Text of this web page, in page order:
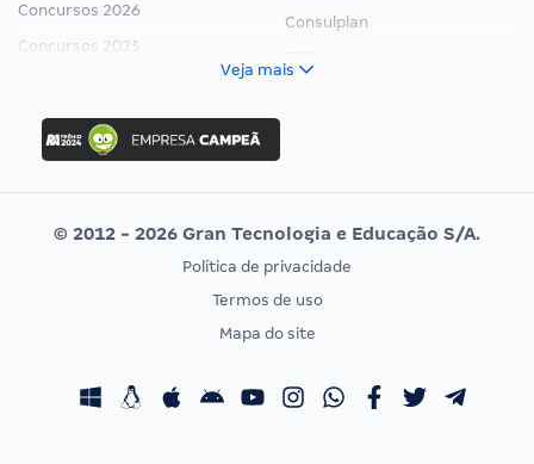
Concursos 2026
Concursos 2025
Concurso Ibama
Concurso MPU
Editais publicados
Consulplan
Vunesp
CONCURSOS POR PROFISSÃO
Concursos Fiscais
EXAME DE ORDEM
Calendário OAB
Veja mais
© 2012 - 2026 Gran Tecnologia e Educação S/A.
Política de privacidade
Termos de uso
Mapa do site